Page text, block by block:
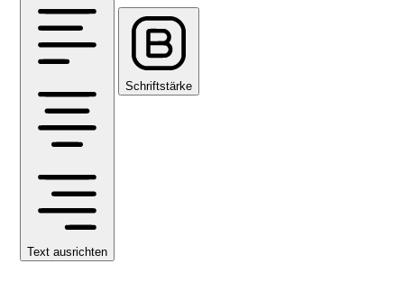
Text ausrichten
Schriftstärke